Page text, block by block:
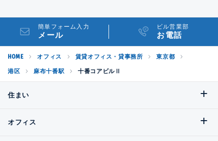
簡単フォーム入力
メール
ビル営業部
お電話
HOME オフィス 賃貸オフィス・貸事務所 東京都
港区 麻布十番駅 十番コアビルⅡ
住まい
オフィス